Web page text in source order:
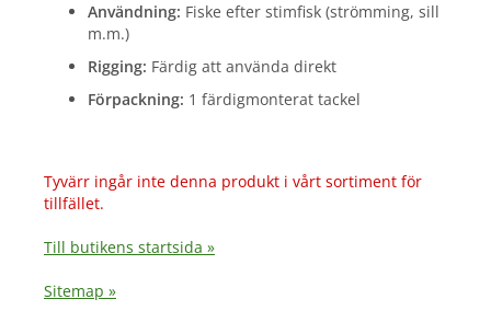
Användning: Fiske efter stimfisk (strömming, sill
m.m.)
Rigging: Färdig att använda direkt
Förpackning: 1 färdigmonterat tackel
Tyvärr ingår inte denna produkt i vårt sortiment för
tillfället.
Till butikens startsida »
Sitemap »